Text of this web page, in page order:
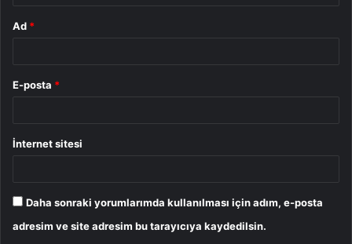
Ad *
E-posta *
İnternet sitesi
Daha sonraki yorumlarımda kullanılması için adım, e-posta
adresim ve site adresim bu tarayıcıya kaydedilsin.